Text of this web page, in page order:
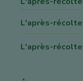
L'après-récolte
L'après-récolte